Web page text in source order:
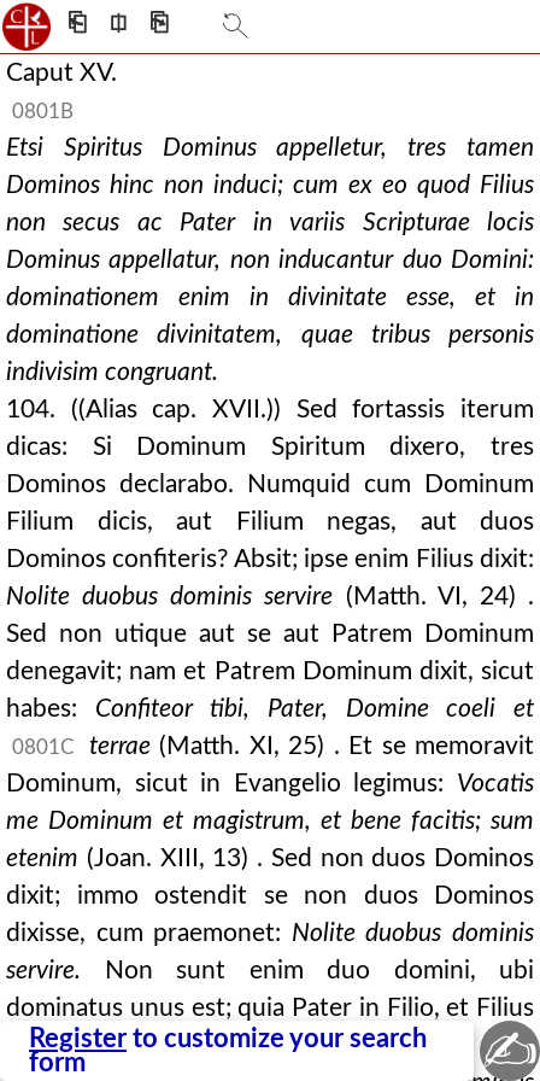
⎗ ⎅ ⎘
Caput XV.
0801B
Etsi Spiritus Dominus appelletur, tres tamen
Dominos hinc non induci; cum ex eo quod Filius
non secus ac Pater in variis Scripturae locis
Dominus appellatur, non inducantur duo Domini:
dominationem enim in divinitate esse, et in
dominatione divinitatem, quae tribus personis
indivisim congruant.
104. ((Alias cap. XVII.)) Sed fortassis iterum
dicas: Si Dominum Spiritum dixero, tres
Dominos declarabo. Numquid cum Dominum
Filium dicis, aut Filium negas, aut duos
Dominos confiteris? Absit; ipse enim Filius dixit:
Nolite duobus dominis servire (Matth. VI, 24) .
Sed non utique aut se aut Patrem Dominum
denegavit; nam et Patrem Dominum dixit, sicut
habes: Confiteor tibi, Pater, Domine coeli et
0801C terrae(Matth. XI, 25) . Et se memoravit
Dominum, sicut in Evangelio legimus: Vocatis
me Dominum et magistrum, et bene facitis; sum
etenim (Joan. XIII, 13) . Sed non duos Dominos
dixit; immo ostendit se non duos Dominos
dixisse, cum praemonet: Nolite duobus dominis
servire. Non sunt enim duo domini, ubi
dominatus unus est; quia Pater in Filio, et Filius
in Patre; et ideo Dominus unus.
Register to customize your search
form
✍